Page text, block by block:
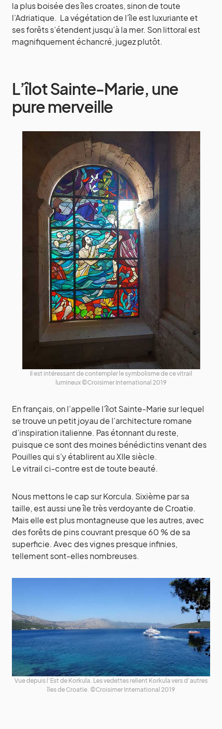
la plus boisée des îles croates, sinon de toute
l’Adriatique. La végétation de l’île est luxuriante et
ses forêts s’étendent jusqu’à la mer. Son littoral est
magnifiquement échancré, jugez plutôt.
L’îlot Sainte-Marie, une
pure merveille
Il est intéressant de contempler le symbolisme de ce vitrail
lumineux ©Croisimer International 2019
En français, on l’appelle l’îlot Sainte-Marie sur lequel
se trouve un petit joyau de l’architecture romane
d’inspiration italienne. Pas étonnant du reste,
puisque ce sont des moines bénédictins venant des
Pouilles qui s’y établirent au XIIe siècle.
Le vitrail ci-contre est de toute beauté.
Nous mettons le cap sur Korcula. Sixième par sa
taille, est aussi une île très verdoyante de Croatie.
Mais elle est plus montagneuse que les autres, avec
des forêts de pins couvrant presque 60 % de sa
superficie. Avec des vignes presque infinies,
tellement sont-elles nombreuses.
Vue depuis l’Est de Korkula. Les vedettes relient Korkula vers d’autres
îles de Croatie. ©Croisimer International 2019